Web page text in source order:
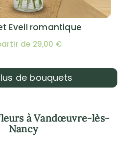
Eveil romantique
de 29,00 €
de bouquets
à Vandœuvre-lès-
Nancy